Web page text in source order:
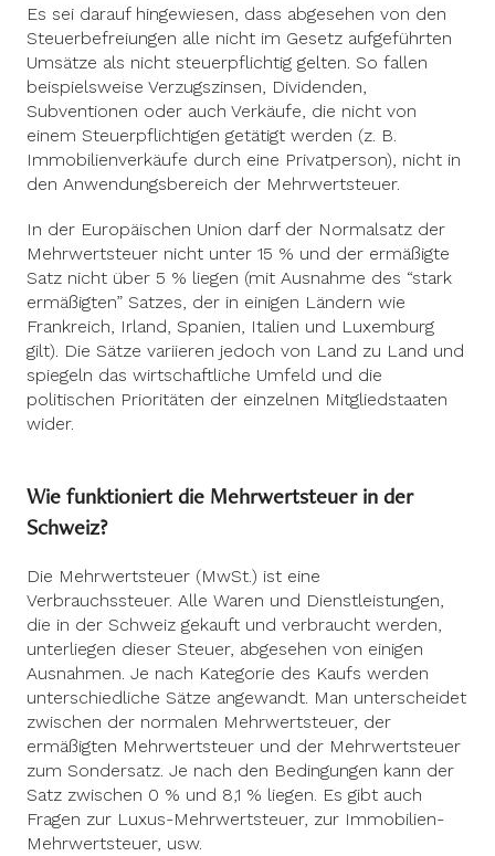
Es sei darauf hingewiesen, dass abgesehen von den
Steuerbefreiungen alle nicht im Gesetz aufgeführten
Umsätze als nicht steuerpflichtig gelten. So fallen
beispielsweise Verzugszinsen, Dividenden,
Subventionen oder auch Verkäufe, die nicht von
einem Steuerpflichtigen getätigt werden (z. B.
Immobilienverkäufe durch eine Privatperson), nicht in
den Anwendungsbereich der Mehrwertsteuer.
In der Europäischen Union darf der Normalsatz der
Mehrwertsteuer nicht unter 15 % und der ermäßigte
Satz nicht über 5 % liegen (mit Ausnahme des “stark
ermäßigten” Satzes, der in einigen Ländern wie
Frankreich, Irland, Spanien, Italien und Luxemburg
gilt). Die Sätze variieren jedoch von Land zu Land und
spiegeln das wirtschaftliche Umfeld und die
politischen Prioritäten der einzelnen Mitgliedstaaten
wider.
Wie funktioniert die Mehrwertsteuer in der
Schweiz?
Die Mehrwertsteuer (MwSt.) ist eine
Verbrauchssteuer. Alle Waren und Dienstleistungen,
die in der Schweiz gekauft und verbraucht werden,
unterliegen dieser Steuer, abgesehen von einigen
Ausnahmen. Je nach Kategorie des Kaufs werden
unterschiedliche Sätze angewandt. Man unterscheidet
zwischen der normalen Mehrwertsteuer, der
ermäßigten Mehrwertsteuer und der Mehrwertsteuer
zum Sondersatz. Je nach den Bedingungen kann der
Satz zwischen 0 % und 8,1 % liegen. Es gibt auch
Fragen zur Luxus-Mehrwertsteuer, zur Immobilien-
Mehrwertsteuer, usw.